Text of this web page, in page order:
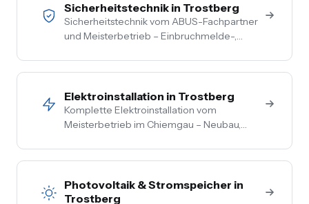
Sicherheitstechnik in Trostberg
Sicherheitstechnik vom ABUS-Fachpartner
und Meisterbetrieb – Einbruchmelde-,
Gewerbekunden im Chiemgau. Kostenlose
Begehung.
Elektroinstallation in Trostberg
Komplette Elektroinstallation vom
Meisterbetrieb im Chiemgau – Neubau,
zur Steckdose aus einer Hand. Festpreis
Photovoltaik & Stromspeicher in
Trostberg